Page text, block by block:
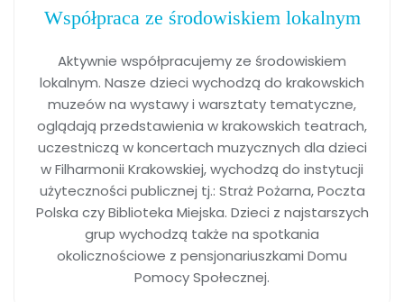
Współpraca ze środowiskiem lokalnym
Aktywnie współpracujemy ze środowiskiem
lokalnym. Nasze dzieci wychodzą do krakowskich
muzeów na wystawy i warsztaty tematyczne,
oglądają przedstawienia w krakowskich teatrach,
uczestniczą w koncertach muzycznych dla dzieci
w Filharmonii Krakowskiej, wychodzą do instytucji
użyteczności publicznej tj.: Straż Pożarna, Poczta
Polska czy Biblioteka Miejska. Dzieci z najstarszych
grup wychodzą także na spotkania
okolicznościowe z pensjonariuszkami Domu
Pomocy Społecznej.